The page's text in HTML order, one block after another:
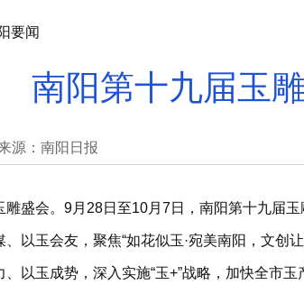
要闻
南阳第十九届玉
源：南阳日报
盛会。9月28日至10月7日，南阳第十九届玉
以玉会友，聚焦“如花似玉·宛美南阳，文创
以玉成势，深入实施“玉+”战略，加快全市玉